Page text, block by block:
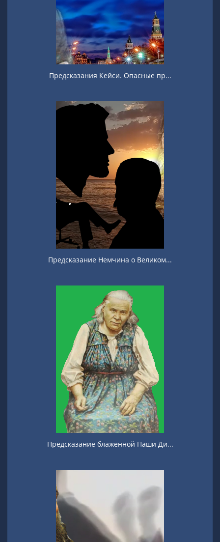
Предсказания Кейси. Опасные пр...
Предсказание Немчина о Великом...
Предсказание блаженной Паши Ди...